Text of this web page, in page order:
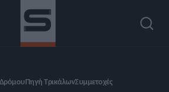
Πηγή ΤρικάλωνΣυμμετοχές